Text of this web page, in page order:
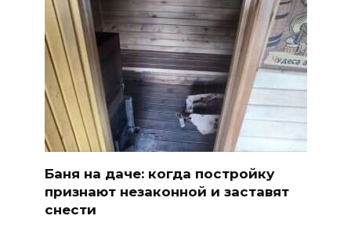
Баня на даче: когда постройку
признают незаконной и заставят
снести